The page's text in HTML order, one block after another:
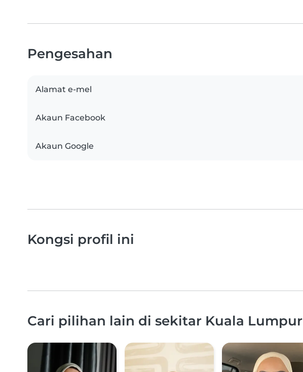
Pengesahan
Alamat e-mel
Akaun Facebook
Akaun Google
Kongsi profil ini
Cari pilihan lain di sekitar Kuala Lumpur